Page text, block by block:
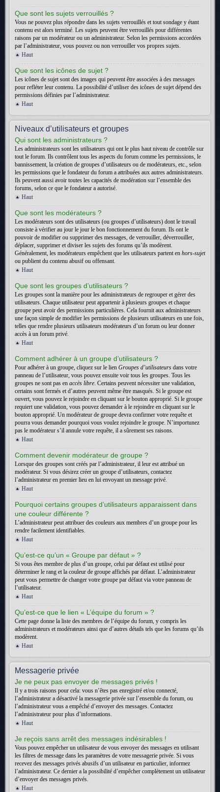
Que sont les sujets verrouillés ?
Vous ne pouvez plus répondre dans les sujets verrouillés et tout sondage y étant
contenu est alors terminé. Les sujets peuvent être verrouillés pour différentes
raisons par un modérateur ou un administrateur. Selon les permissions accordées
par l’administrateur, vous pouvez ou non verrouiller vos propres sujets.
Haut
Que sont les icônes de sujet ?
Les icônes de sujet sont des images qui peuvent être associées à des messages
pour refléter leur contenu. La possibilité d’utiliser des icônes de sujet dépend des
permissions définies par l’administrateur.
Haut
Niveaux d’utilisateurs et groupes
Qui sont les administrateurs ?
Les administrateurs sont les utilisateurs qui ont le plus haut niveau de contrôle sur
tout le forum. Ils contrôlent tous les aspects du forum comme les permissions, le
bannissement, la création de groupes d’utilisateurs ou de modérateurs, etc., selon
les permissions que le fondateur du forum a attribuées aux autres administrateurs.
Ils peuvent aussi avoir toutes les capacités de modération sur l’ensemble des
forums, selon ce que le fondateur a autorisé.
Haut
Que sont les modérateurs ?
Les modérateurs sont des utilisateurs (ou groupes d’utilisateurs) dont le travail
consiste à vérifier au jour le jour le bon fonctionnement du forum. Ils ont le
pouvoir de modifier ou supprimer des messages, de verrouiller, déverrouiller,
déplacer, supprimer et diviser les sujets des forums qu’ils modèrent.
Généralement, les modérateurs empêchent que les utilisateurs partent en hors-sujet
ou publient du contenu abusif ou offensant.
Haut
Que sont les groupes d’utilisateurs ?
Les groupes sont la manière pour les administrateurs de regrouper et gérer des
utilisateurs. Chaque utilisateur peut appartenir à plusieurs groupes et chaque
groupe peut avoir des permissions particulières. Cela fournit aux administrateurs
une façon simple de modifier les permissions de plusieurs utilisateurs en une fois,
telles que rendre plusieurs utilisateurs modérateurs d’un forum ou leur donner
accès à un forum privé.
Haut
Comment adhérer à un groupe d’utilisateurs ?
Pour adhérer à un groupe, cliquez sur le lien Groupes d’utilisateurs dans votre
panneau de l’utilisateur, vous pouvez ensuite voir tous les groupes. Tous les
groupes ne sont pas en accès libre. Certains peuvent nécessiter une validation,
certains sont fermés et d’autres peuvent même être masqués. Si le groupe est
ouvert, vous pouvez le rejoindre en cliquant sur le bouton approprié. Si le groupe
requiert une validation, vous pouvez demander à le rejoindre en cliquant sur le
bouton approprié. Un modérateur de groupe devra confirmer votre requête et
pourra vous demander pourquoi vous voulez rejoindre le groupe. N’importunez
pas le modérateur s’il annule votre requête, il a sûrement ses raisons.
Haut
Comment devenir modérateur de groupe ?
Lorsque des groupes sont créés par l’administrateur, il leur est attribué un
modérateur. Si vous désirez créer un groupe d’utilisateurs, contactez
l’administrateur en premier lieu en lui envoyant un message privé.
Haut
Pourquoi certains groupes d’utilisateurs apparaissent dans
une couleur différente ?
L’administrateur peut attribuer des couleurs aux membres d’un groupe pour les
rendre facilement identifiables.
Haut
Qu’est-ce qu’un « Groupe par défaut » ?
Si vous êtes membre de plus d’un groupe, celui par défaut est utilisé pour
déterminer le rang et la couleur de groupe affichés par défaut. L’administrateur
peut vous permettre de changer votre groupe par défaut via votre panneau de
l’utilisateur.
Haut
Qu’est-ce que le lien « L’équipe du forum » ?
Cette page donne la liste des membres de l’équipe du forum, y compris les
administrateurs et modérateurs ainsi que d’autres détails tels que les forums qu’ils
modèrent.
Haut
Messagerie privée
Je ne peux pas envoyer de messages privés !
Il y a trois raisons pour cela: vous n’êtes pas enregistré et/ou connecté,
l’administrateur a désactivé la messagerie privée sur l’ensemble du forum, ou
l’administrateur vous a empêché d’envoyer des messages. Contactez
l’administrateur pour plus d’informations.
Haut
Je reçois sans arrêt des messages indésirables !
Vous pouvez empêcher un utilisateur de vous envoyer des messages en utilisant
les filtres de message dans les paramètres de votre messagerie privée. Si vous
recevez des messages privés abusifs d’un utilisateur en particulier, informez
l’administrateur. Ce dernier a la possibilité d’empêcher complètement un utilisateur
d’envoyer des messages privés.
Haut